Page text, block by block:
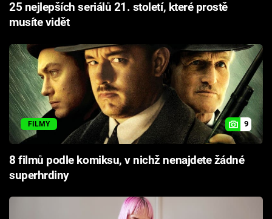
25 nejlepších seriálů 21. století, které prostě
musíte vidět
FILMY 9
8 filmů podle komiksu, v nichž nenajdete žádné
superhrdiny